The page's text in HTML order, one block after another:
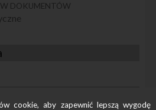
DOKUMENTÓW
cookie, aby zapewnić lepszą wygodę